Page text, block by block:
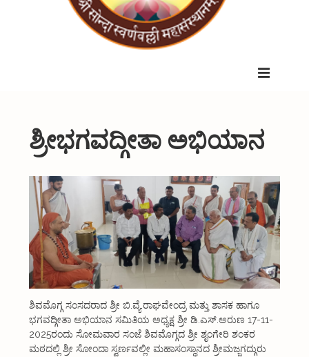
About Us
Initiatives
Gallery
Updates
Seva & Donation
Publications
Contact Us
ಶ್ರೀಭಗವದ್ಗೀತಾ ಅಭಿಯಾನ
ಶಿವಮೊಗ್ಗ ಸಂಸದರಾದ ಶ್ರೀ ಬಿ.ವ್ಯೆ.ರಾಘವೇಂದ್ರ ಮತ್ತು ಶಾಸಕ ಹಾಗೂ
ಭಗವದ್ಗೀತಾ ಅಭಿಯಾನ ಸಮಿತಿಯ ಅಧ್ಯಕ್ಷ ಶ್ರೀ ಡಿ.ಎಸ್.ಅರುಣ 17-11-
2025ರಂದು ಸೋಮವಾರ ಸಂಜೆ ಶಿವಮೊಗ್ಗದ ಶ್ರೀ ಶೃಂಗೇರಿ ಶಂಕರ
ಮಠದಲ್ಲಿ ಶ್ರೀ ಸೋಂದಾ ಸ್ವರ್ಣವಲ್ಲೀ ಮಹಾಸಂಸ್ಥಾನದ ಶ್ರೀಮಜ್ಜಗದ್ಗುರು